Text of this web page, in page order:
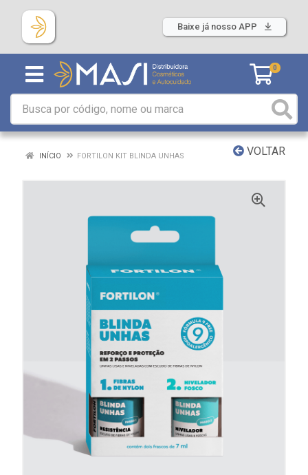
Baixe já nosso APP
0
VOLTAR
INÍCIO FORTILON KIT BLINDA UNHAS